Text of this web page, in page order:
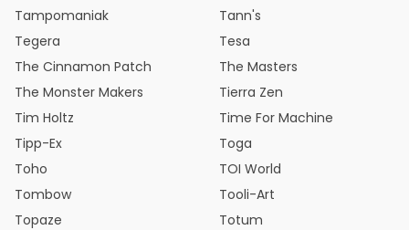
Tampomaniak
Tann's
Tegera
Tesa
The Cinnamon Patch
The Masters
The Monster Makers
Tierra Zen
Tim Holtz
Time For Machine
Tipp-Ex
Toga
Toho
TOI World
Tombow
Tooli-Art
Topaze
Totum